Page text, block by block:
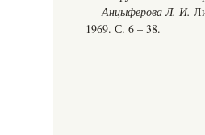
Анцыферова Л. И.
1969. С. 6 – 38.